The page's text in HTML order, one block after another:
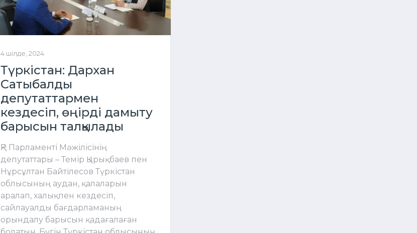
4 шілде, 2024
Түркістан: Дархан
Сатыбалды
депутаттармен
кездесіп, өңірді дамыту
барысын талқылады
ҚР Парламенті Мәжілісінің
депутаттары – Темір Қырықбаев пен
Нұрсұлтан Байтілесов Түркістан
облысының аудан, қалаларын
аралап, халықпен кездесіп,
сайлауалды бағдарламаның
орындалу барысын қадағалаған